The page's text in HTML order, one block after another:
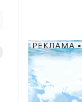
РЕКЛАМА •